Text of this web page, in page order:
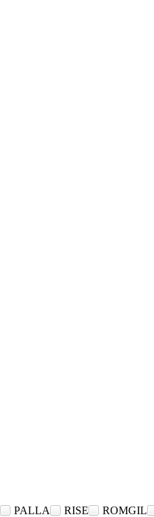
PALLA RISE ROMGIL